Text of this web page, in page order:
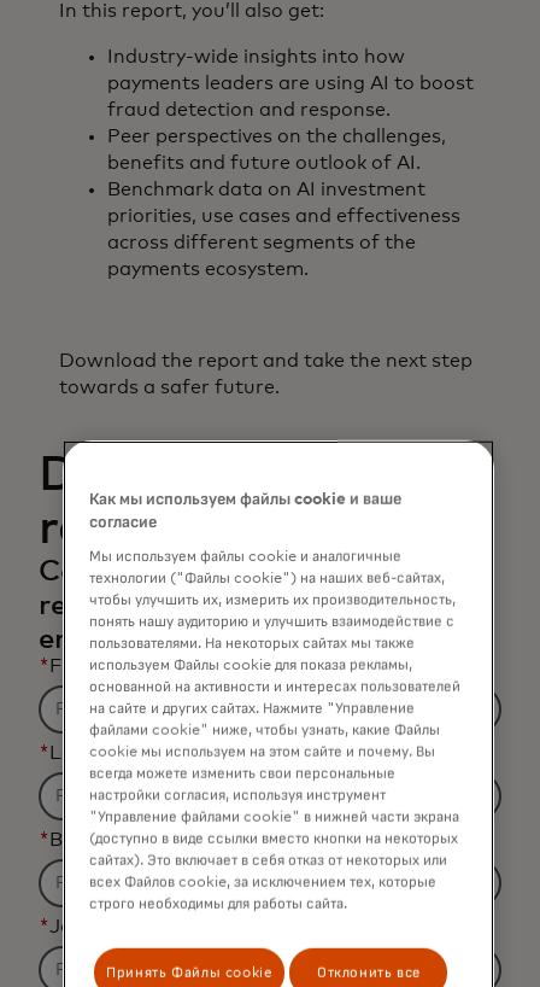
In this report, you’ll also get:
Industry-wide insights into how
payments leaders are using AI to boost
fraud detection and response.
Peer perspectives on the challenges,
benefits and future outlook of AI.
Benchmark data on AI investment
priorities, use cases and effectiveness
across different segments of the
payments ecosystem.
Download the report and take the next step
towards a safer future.
Download the
report
Complete the form to receive the
report and related content via
email.
* First Name
* Last Name
* Business Email Address
*Job Title
Как мы используем файлы cookie и ваше
согласие
Мы используем файлы cookie и аналогичные
технологии ("Файлы cookie") на наших веб-сайтах,
чтобы улучшить их, измерить их производительность,
понять нашу аудиторию и улучшить взаимодействие с
пользователями. На некоторых сайтах мы также
используем Файлы cookie для показа рекламы,
основанной на активности и интересах пользователей
на сайте и других сайтах. Нажмите "Управление
файлами cookie" ниже, чтобы узнать, какие Файлы
cookie мы используем на этом сайте и почему. Вы
всегда можете изменить свои персональные
настройки согласия, используя инструмент
"Управление файлами cookie" в нижней части экрана
(доступно в виде ссылки вместо кнопки на некоторых
сайтах). Это включает в себя отказ от некоторых или
всех Файлов cookie, за исключением тех, которые
строго необходимы для работы сайта.
Принять Файлы cookie Отклонить все